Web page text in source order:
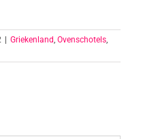
| Griekenland Ovenschotels